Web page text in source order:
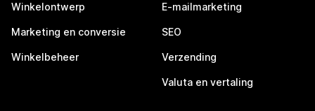
Winkelontwerp
Marketing en conversie
Winkelbeheer
E-mailmarketing
SEO
Verzending
Valuta en vertaling